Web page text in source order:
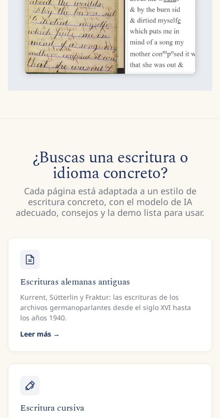
¿Buscas una escritura o
idioma concreto?
Cada página está adaptada a un estilo de
escritura concreto, con el modelo de IA
adecuado, consejos y la demo lista para usar.
Escrituras alemanas antiguas
Kurrent, Sütterlin y Fraktur: las escrituras de los
archivos germanoparlantes desde el siglo XVI hasta
los años 1940.
Leer más
Escritura cursiva